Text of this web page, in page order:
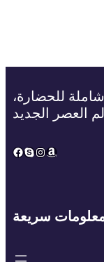
للحضارة،
العصر الجديد
Facebook
Skype
Instagram
Amazon
سريعة